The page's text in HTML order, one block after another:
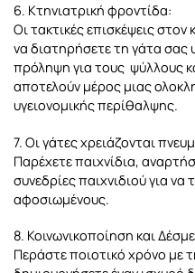
6. Κτηνιατρική φροντίδα:
Οι τακτικές επισκέψεις στον
να διατηρήσετε τη γάτα σας
πρόληψη για τους ψύλλους
αποτελούν μέρος μιας
υγειονομικής περίθαλψης.
7. Οι γάτες χρειάζονται
Παρέχετε παιχνίδια,
συνεδρίες παιχνιδιού για να
αφοσιωμένους.
8. Κοινωνικοποίηση και
Περάστε ποιοτικό χρόνο με